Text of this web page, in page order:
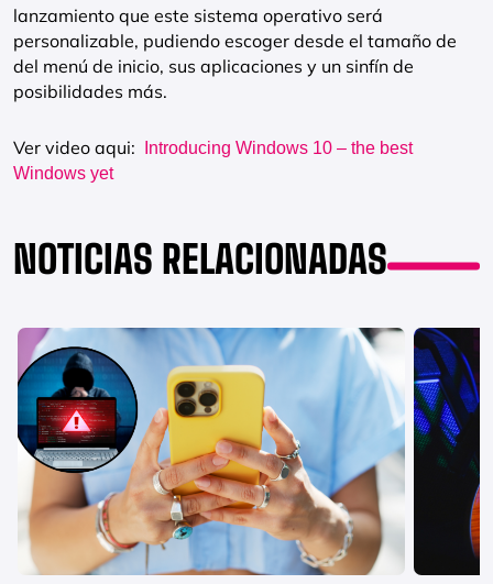
lanzamiento que este sistema operativo será
personalizable, pudiendo escoger desde el tamaño de
del menú de inicio, sus aplicaciones y un sinfín de
posibilidades más.
Ver video aqui:
Introducing Windows 10 – the best
Windows yet
NOTICIAS RELACIONADAS